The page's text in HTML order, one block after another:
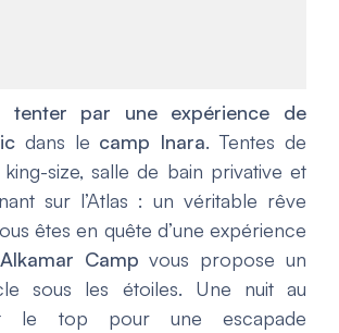
tenter par une expérience de
dans le camp Inara. Tentes de
size, salle de bain privative et
sur l’Atlas : un véritable rêve
êtes en quête d’une expérience
Alkamar Camp vous propose un
sous les étoiles. Une nuit au
le top pour une escapade